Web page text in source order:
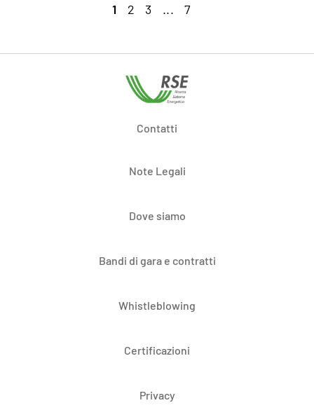
1 2 3 ... 7
Contatti
Note Legali
Dove siamo
Bandi di gara e contratti
Whistleblowing
Certificazioni
Privacy